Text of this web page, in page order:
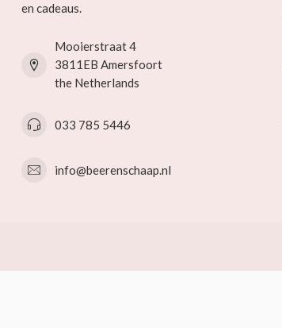
en cadeaus.
Mooierstraat 4
3811EB Amersfoort
the Netherlands
033 785 5446
info@beerenschaap.nl